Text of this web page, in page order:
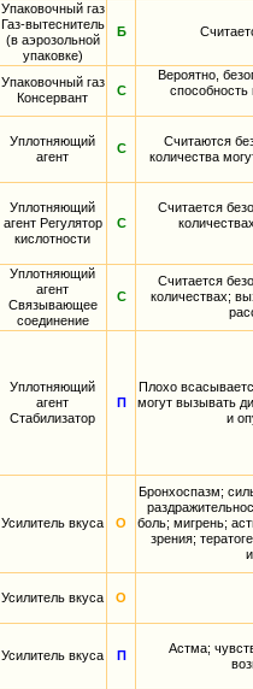
Упаковочный газ
Газ-вытеснитель
(в аэрозольной
упаковке)
Б
Упаковочный газ
Консервант
С
Вероятно,
способность
Уплотняющий
агент
С
Считаются
количества
Уплотняющий
агент Регулятор
кислотности
С
Считается
Уплотняющий
агент
Связывающее
соединение
С
Считается
количествах;
Уплотняющий
агент
Стабилизатор
П
Плохо
могут вызывать
и
Усилитель вкуса О
Бронхоспазм;
боль; мигрень;
зрения;
Усилитель вкуса О
Усилитель вкуса П
Астма;